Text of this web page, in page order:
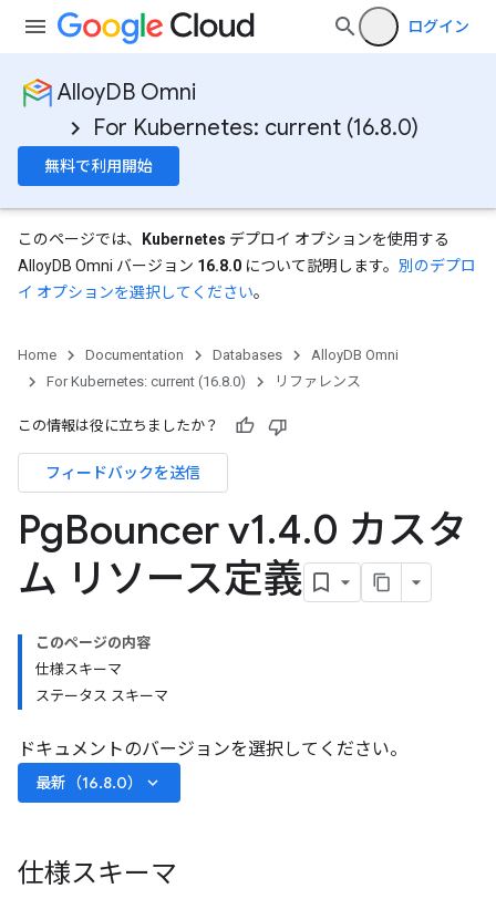
ログイン
AlloyDB Omni
For Kubernetes: current (16.8.0)
無料で利用開始
このページでは、 Kubernetes デプロイ オプションを使用する
AlloyDB Omni バージョン 16.8.0 について説明します。 別のデプロ
イ オプションを選択してください。
Home Documentation Databases
AlloyDB Omni
For Kubernetes: current (16.8.0)
リファレンス
この情報は役に立ちましたか？
フィードバックを送信
PgBouncer v1.4.0 カスタ
ム リソース定義
このページの内容
仕様スキーマ
ステータス スキーマ
ドキュメントのバージョンを選択してください。
最新（16.8.0） keyboard_arrow_down
仕様スキーマ